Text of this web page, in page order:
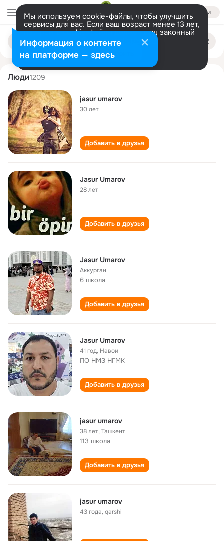
Войти
Мы используем cookie-файлы, чтобы улучшить
сервисы для вас. Если ваш возраст менее 13 лет,
настроить cookie-файлы должен ваш законный
представитель. Больше информации
Разрешить все Настроить
Поиск
людям
jasur umarov
Люди1209
jasur umarov
30 лет
Добавить в друзья
Jasur Umarov
28 лет
Добавить в друзья
Jasur Umarov
Аккурган
6 школа
Добавить в друзья
Jasur Umarov
41 год, Навои
ПО НМЗ НГМК
Добавить в друзья
jasur umarov
38 лет,Ташкент
113 школа
Добавить в друзья
jasur umarov
43 года,qarshi
Информация о контенте
на платформе — здесь